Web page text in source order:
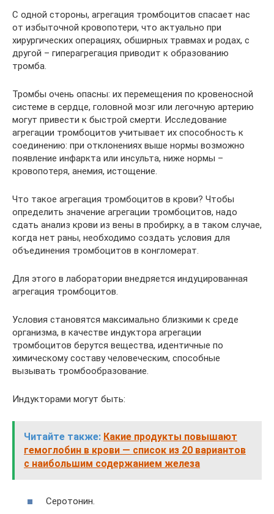
С одной стороны, агрегация тромбоцитов спасает нас
от избыточной кровопотери, что актуально при
хирургических операциях, обширных травмах и родах, с
другой – гиперагрегация приводит к образованию
тромба.
Тромбы очень опасны: их перемещения по кровеносной
системе в сердце, головной мозг или легочную артерию
могут привести к быстрой смерти. Исследование
агрегации тромбоцитов учитывает их способность к
соединению: при отклонениях выше нормы возможно
появление инфаркта или инсульта, ниже нормы –
кровопотеря, анемия, истощение.
Что такое агрегация тромбоцитов в крови? Чтобы
определить значение агрегации тромбоцитов, надо
сдать анализ крови из вены в пробирку, а в таком случае,
когда нет раны, необходимо создать условия для
объединения тромбоцитов в конгломерат.
Для этого в лаборатории внедряется индуцированная
агрегация тромбоцитов.
Условия становятся максимально близкими к среде
организма, в качестве индуктора агрегации
тромбоцитов берутся вещества, идентичные по
химическому составу человеческим, способные
вызывать тромбообразование.
Индукторами могут быть:
Читайте также: Какие продукты повышают
гемоглобин в крови — список из 20 вариантов
с наибольшим содержанием железа
Серотонин.